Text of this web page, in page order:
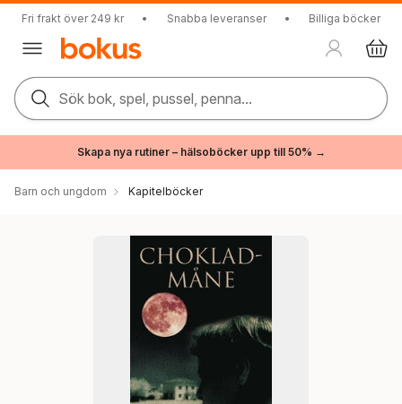
Fri frakt över 249 kr • Snabba leveranser • Billiga böcker
Sök bok, spel, pussel, penna...
Skapa nya rutiner – hälsoböcker upp till 50% →
Barn och ungdom Kapitelböcker